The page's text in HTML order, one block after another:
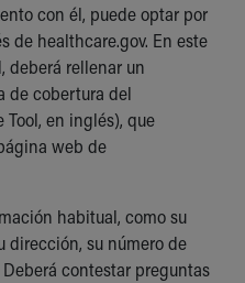
con él, puede optar por
de healthcare.gov. En este
deberá rellenar un
de cobertura del
Tool, en inglés), que
web de
habitual, como su
dirección, su número de
contestar preguntas